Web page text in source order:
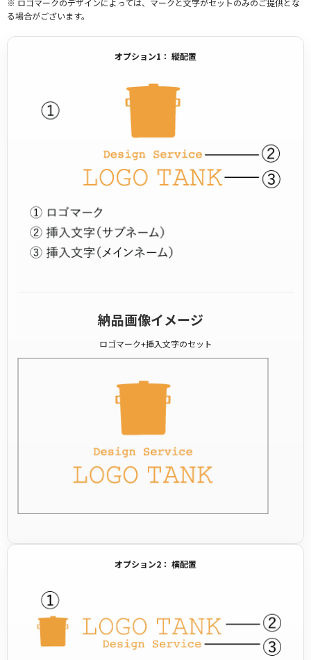
※ ロゴマークのデザインによっては、マークと文字がセットのみのご提供とな
る場合がございます。
オプション1： 縦配置
納品画像イメージ
ロゴマーク+挿入文字のセット
オプション2： 横配置